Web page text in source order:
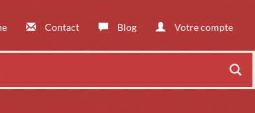
Contact Blog Votre compte